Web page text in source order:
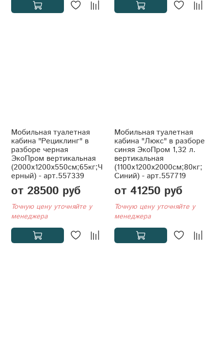
Мобильная туалетная
кабина "Рециклинг" в
разборе черная
ЭкоПром вертикальная
(2000x1200x550см;65кг;Ч
ерный) - арт.557339
от 28500 руб
Точную цену уточняйте у
менеджера
Мобильная туалетная
кабина "Люкс" в разборе
синяя ЭкоПром 1,32 л.
вертикальная
(1100x1200x2000см;80кг;
Синий) - арт.557719
от 41250 руб
Точную цену уточняйте у
менеджера